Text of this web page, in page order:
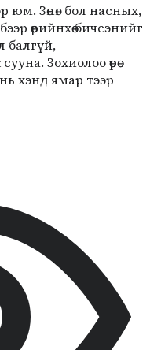
юм. Зөнөг бол насных,
өөрийнхөө бичсэнийг
балгүй,
Зохиолоо өөрөө
нь хэнд ямар тээр